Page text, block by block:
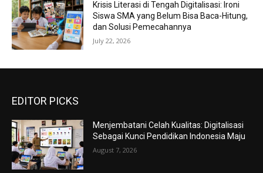
Krisis Literasi di Tengah Digitalisasi: Ironi
Siswa SMA yang Belum Bisa Baca-Hitung,
dan Solusi Pemecahannya
July 22, 2026
EDITOR PICKS
Menjembatani Celah Kualitas: Digitalisasi
Sebagai Kunci Pendidikan Indonesia Maju
August 7, 2026